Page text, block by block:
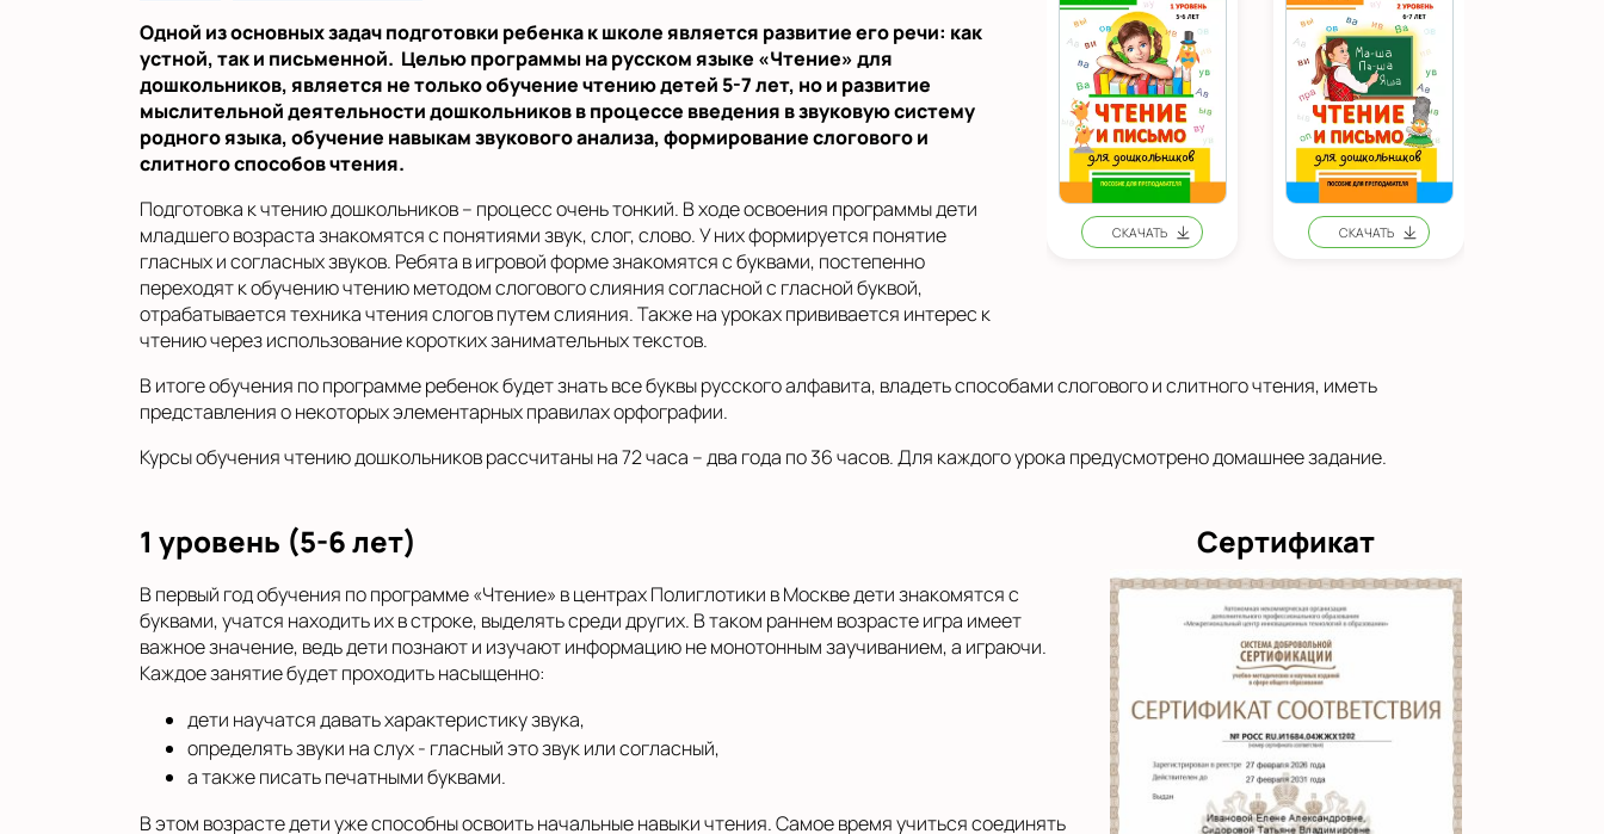
Одной из основных задач подготовки ребенка к школе является развитие его речи: как
устной, так и письменной. Целью программы на русском языке «Чтение» для
дошкольников, является не только обучение чтению детей 5-7 лет, но и развитие
мыслительной деятельности дошкольников в процессе введения в звуковую систему
родного языка, обучение навыкам звукового анализа, формирование слогового и
слитного способов чтения.
Подготовка к чтению дошкольников – процесс очень тонкий. В ходе освоения программы дети
младшего возраста знакомятся с понятиями звук, слог, слово. У них формируется понятие
гласных и согласных звуков. Ребята в игровой форме знакомятся с буквами, постепенно
переходят к обучению чтению методом слогового слияния согласной с гласной буквой,
отрабатывается техника чтения слогов путем слияния. Также на уроках прививается интерес к
чтению через использование коротких занимательных текстов.
В итоге обучения по программе ребенок будет знать все буквы русского алфавита, владеть способами слогового и слитного чтения, иметь
представления о некоторых элементарных правилах орфографии.
Курсы обучения чтению дошкольников рассчитаны на 72 часа – два года по 36 часов. Для каждого урока предусмотрено домашнее задание.
Сертификат
1 уровень (5-6 лет)
В первый год обучения по программе «Чтение» в центрах Полиглотики в Москве дети знакомятся с
буквами, учатся находить их в строке, выделять среди других. В таком раннем возрасте игра имеет
важное значение, ведь дети познают и изучают информацию не монотонным заучиванием, а играючи.
Каждое занятие будет проходить насыщенно:
дети научатся давать характеристику звука,
определять звуки на слух - гласный это звук или согласный,
а также писать печатными буквами.
В этом возрасте дети уже способны освоить начальные навыки чтения. Самое время учиться соединять